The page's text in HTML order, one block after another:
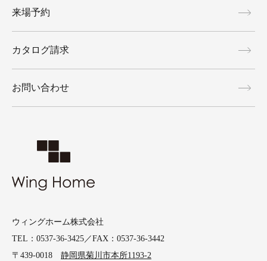
ウィングホーム株式会社
TEL：0537-36-3425／FAX：0537-36-3442
〒439-0018 静岡県菊川市本所1193-2
来場予約
カタログ請求
お問い合わせ